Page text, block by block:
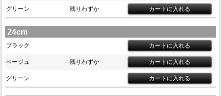
グリーン 残りわずか
24cm
ブラック
ベージュ 残りわずか
グリーン